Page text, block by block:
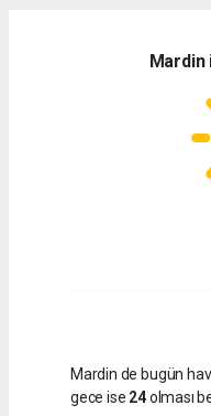
Mardin
Mardin de bugün
gece ise 24olması